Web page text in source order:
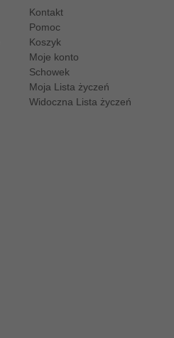
Kontakt
Pomoc
Koszyk
Moje konto
Schowek
Moja Lista życzeń
Widoczna Lista życzeń